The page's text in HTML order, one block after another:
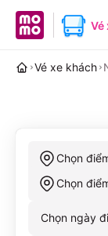
MoMo homeVé
Vé xe khách
Chọn
Chọn
Chọn ngày đi